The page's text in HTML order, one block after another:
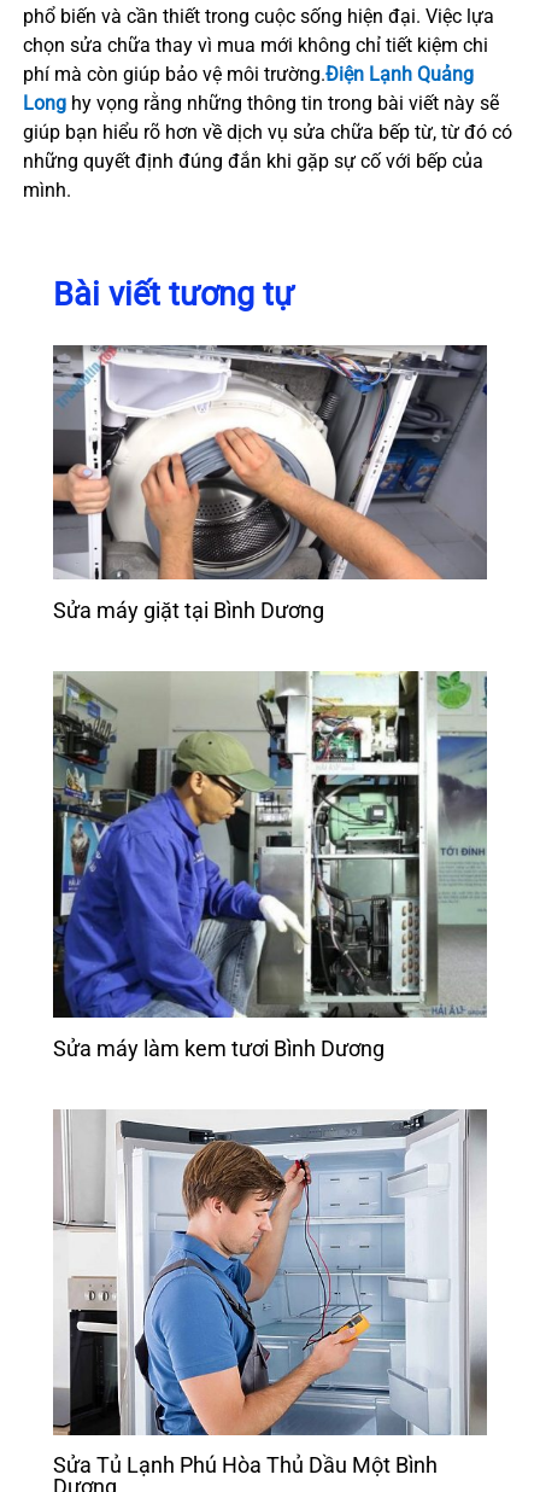
phổ biến và cần thiết trong cuộc sống hiện đại. Việc lựa
chọn sửa chữa thay vì mua mới không chỉ tiết kiệm chi
phí mà còn giúp bảo vệ môi trường.Điện Lạnh Quảng
Longhy vọng rằng những thông tin trong bài viết này sẽ
giúp bạn hiểu rõ hơn về dịch vụ sửa chữa bếp từ, từ đó có
những quyết định đúng đắn khi gặp sự cố với bếp của
mình.
Bài viết tương tự
Sửa máy giặt tại Bình Dương
Sửa máy làm kem tươi Bình Dương
Sửa Tủ Lạnh Phú Hòa Thủ Dầu Một Bình